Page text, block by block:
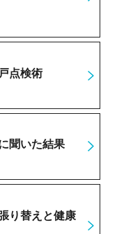
点検術
聞いた結果
り替えと健康